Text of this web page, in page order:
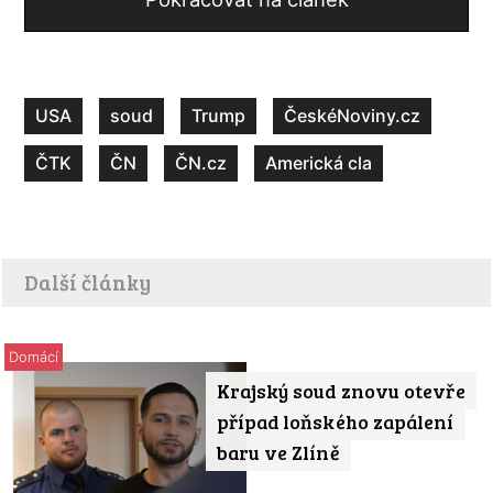
USA soud Trump ČeskéNoviny.cz
ČTK ČN ČN.cz Americká cla
Další články
Krajský soud znovu otevře
případ loňského zapálení
baru ve Zlíně
Domácí